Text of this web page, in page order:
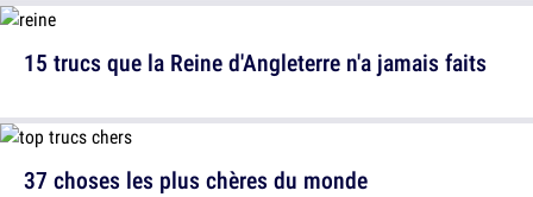
37 choses les plus chères du monde
15 trucs que la Reine d'Angleterre n'a jamais faits